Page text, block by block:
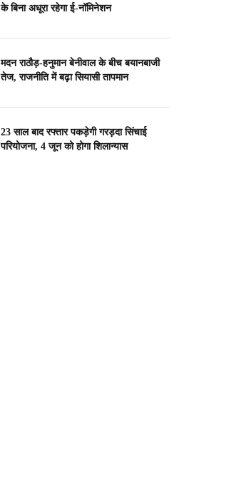
के बिना अधूरा रहेगा ई-नॉमिनेशन
मदन राठौड़-हनुमान बेनीवाल के बीच बयानबाजी
तेज, राजनीति में बढ़ा सियासी तापमान
23 साल बाद रफ्तार पकड़ेगी गरड़दा सिंचाई
परियोजना, 4 जून को होगा शिलान्यास